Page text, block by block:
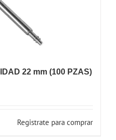
22 mm (100 PZAS)
Registrate para comprar